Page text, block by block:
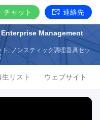
チャット 連絡先
Management
, ノンスティック調理器具セッ
生リスト ウェブサイト